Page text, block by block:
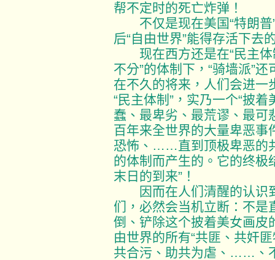
帮不定时的死亡炸弹！
不仅是现在美国“特朗普
后“自由世界”能得存活下去
现在西方还是在“民主体
不分”的体制下，“骑墙派”
在不久的将来，人们会进一
“民主体制”，实乃一个“披
蠢、最卑劣、最荒谬、最可
百年来全世界的大量卑恶事
恐怖、……直到顶极卑恶的
的体制而产生的。它的终极
末日的到来”！
因而在人们清醒的认识
们，必然会当机立断：不是
倒、铲除这个披着美女画皮
由世界的所有“共匪、共奸
共合污、助共为虐、……、